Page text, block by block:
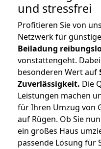
und stressfrei
Profitieren Sie von
Netzwerk für
Beiladung
vonstattengeht.
besonderen Wert auf
Zuverlässigkeit. Die
Leistungen machen
für Ihren Umzug von
auf Rügen. Ob Sie
ein großes Haus
passende Lösung für